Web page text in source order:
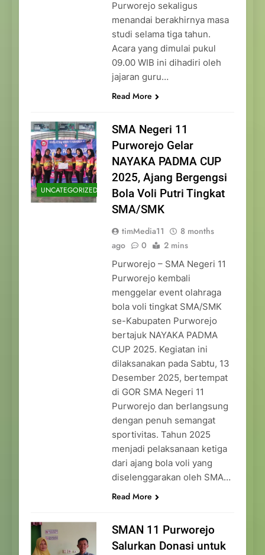
Purworejo sekaligus
menandai berakhirnya masa
studi selama tiga tahun.
Acara yang dimulai pukul
09.00 WIB ini dihadiri oleh
jajaran guru…
Read More
UNCATEGORIZED
SMA Negeri 11
Purworejo Gelar
NAYAKA PADMA CUP
2025, Ajang Bergengsi
Bola Voli Putri Tingkat
SMA/SMK
timMedia11
8 months
ago
0 2 mins
Purworejo – SMA Negeri 11
Purworejo kembali
menggelar event olahraga
bola voli tingkat SMA/SMK
se-Kabupaten Purworejo
bertajuk NAYAKA PADMA
CUP 2025. Kegiatan ini
dilaksanakan pada Sabtu, 13
Desember 2025, bertempat
di GOR SMA Negeri 11
Purworejo dan berlangsung
dengan penuh semangat
sportivitas. Tahun 2025
menjadi pelaksanaan ketiga
dari ajang bola voli yang
diselenggarakan oleh SMA…
Read More
SMAN 11 Purworejo
Salurkan Donasi untuk